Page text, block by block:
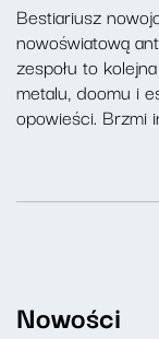
Bestiariusz
nowoświatową
zespołu to
metalu, doomu i
opowieści. Brzmi
Nowości